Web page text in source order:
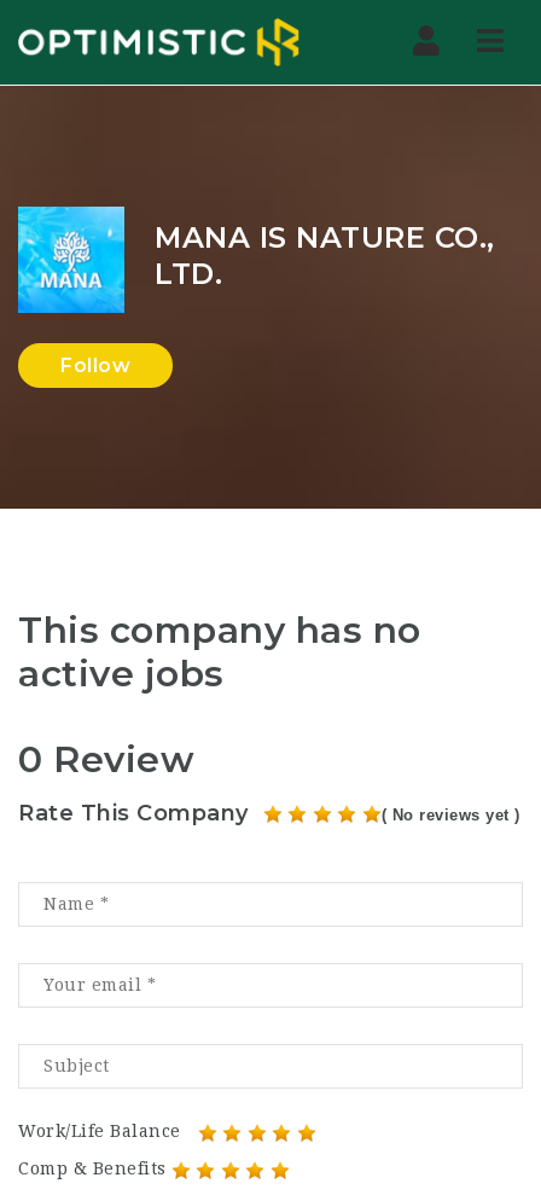
MANA IS NATURE CO.,
LTD.
Follow
This company has no
active jobs
0 Review
Rate This Company ( No reviews yet )
Work/Life Balance
Comp & Benefits